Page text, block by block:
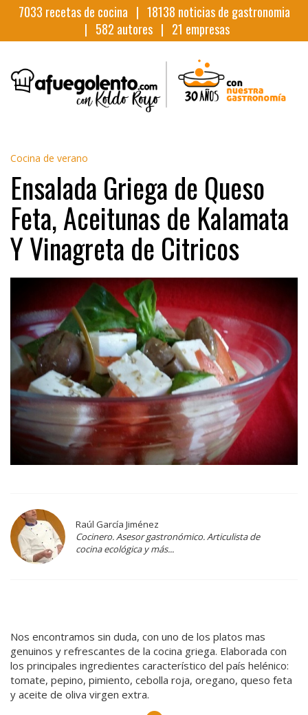
7033 recetas de cocina | 18138 noticias de gastronomia
| 582 autores | 21 empresas
Cocina de verano
Ensalada Griega de Queso
Feta, Aceitunas de Kalamata
Y Vinagreta de Citricos
Raúl García Jiménez
Cocinero. Asesor gastronómico. Articulista de
cocina ecológica y más...
Nos encontramos sin duda, con uno de los platos mas
genuinos y refrescantes de la cocina griega. Elaborada con
los principales ingredientes característico del país helénico:
tomate, pepino, pimiento, cebolla roja, oregano, queso feta
y aceite de oliva virgen extra.